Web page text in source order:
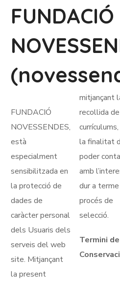
FUNDACIÓ
FUNDACIÓ
NOVESSENDES,
està
especialment
sensibilitzada en
la protecció de
dades de
caràcter personal
dels Usuaris dels
serveis del web
site. Mitjançant
la present
mitjançant
recollida de
la finalitat
poder
amb
dur a terme
procés de
selecció.
Termini de